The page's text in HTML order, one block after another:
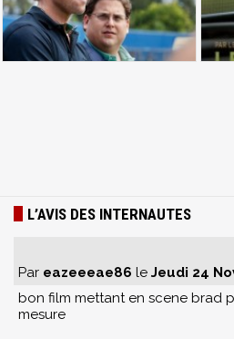
L’AVIS DES INTERNAUTES
Par eazeeeae86 le Jeudi 24
bon film mettant en scene brad
mesure